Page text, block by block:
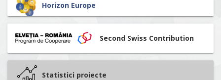
Horizon Europe
Second Swiss Contribution
Statistici proiecte